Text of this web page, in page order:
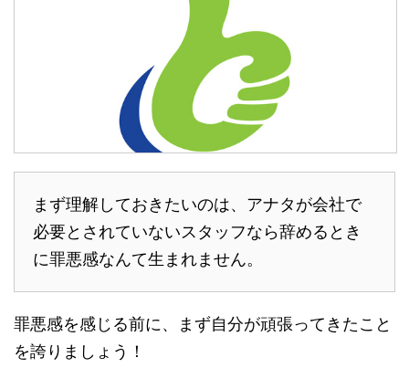
まず理解しておきたいのは、アナタが会社で
必要とされていないスタッフなら辞めるとき
に罪悪感なんて生まれません。
罪悪感を感じる前に、まず自分が頑張ってきたこと
を誇りましょう！